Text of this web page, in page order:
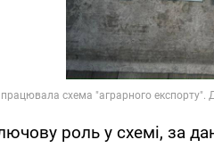
роль у схемі, за